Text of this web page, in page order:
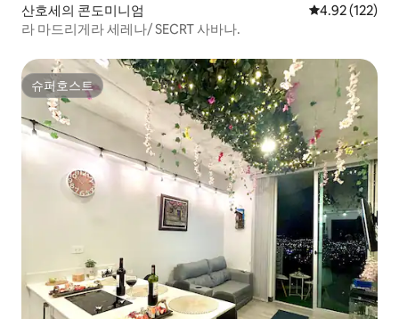
산호세의 콘도미니엄 평점 4.92점(5
4.92 (122)
라 마드리게라 세레나/ SECRT 사바나.
슈퍼호스트
슈퍼호스트